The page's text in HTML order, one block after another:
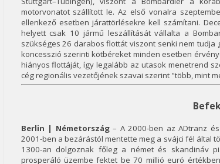
motorvonatot szállított le. Az első vonalra
ellenkező esetben járattörlésekre kell számítani.
helyett csak 10 jármű leszállítását vállalta a
szükséges 26 darabos flottát viszont senki nem
koncesszió szerinti kötbéreket minden esetben
hiányos flottáját, így legalább az utasok menetrend
cég regionális vezetőjének szavai szerint "több, mint
Berlin | Németország– A 2000-ben az ADtranz
2001-ben a bezárástól mentette meg a svájci fél által
1300-an dolgoznak főleg a német és skandináv
prosperáló üzembe fektet be 70 millió euró